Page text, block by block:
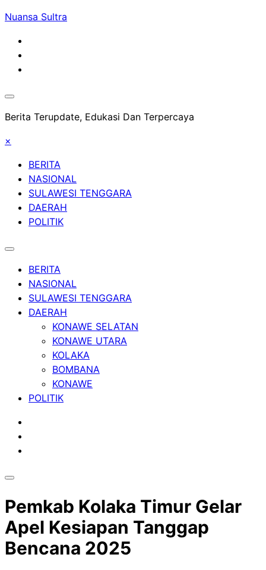
Skip
content
Nuansa Sultra
Berita Terupdate, Edukasi Dan Terpercaya
×
BERITA
NASIONAL
SULAWESI TENGGARA
DAERAH
POLITIK
BERITA
NASIONAL
SULAWESI TENGGARA
DAERAH
KONAWE SELATAN
KONAWE UTARA
KOLAKA
BOMBANA
KONAWE
POLITIK
Pemkab Kolaka Timur Gelar
Apel Kesiapan Tanggap
Bencana 2025